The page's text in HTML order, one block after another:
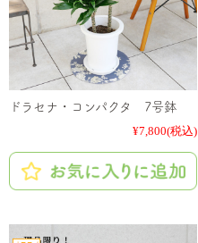
ドラセナ・コンパクタ 7号鉢
¥7,800(税込)